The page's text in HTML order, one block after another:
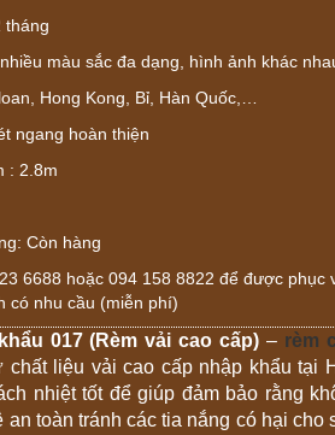
tháng
màu sắc đa dạng, hình ảnh khác
Hong Kong, Bỉ, Hàn Quốc,…
ngang hoàn thiện
: 2.8m
Còn hàng
6688 hoặc 094 158 8822 để được phục
có nhu cầu (miễn phí)
017 (Rèm vải cao cấp) – rèm
liệu vải cao cấp nhập khẩu tại
nhiệt tốt để giúp đảm bảo rằng
toàn tránh các tia nắng có hại cho